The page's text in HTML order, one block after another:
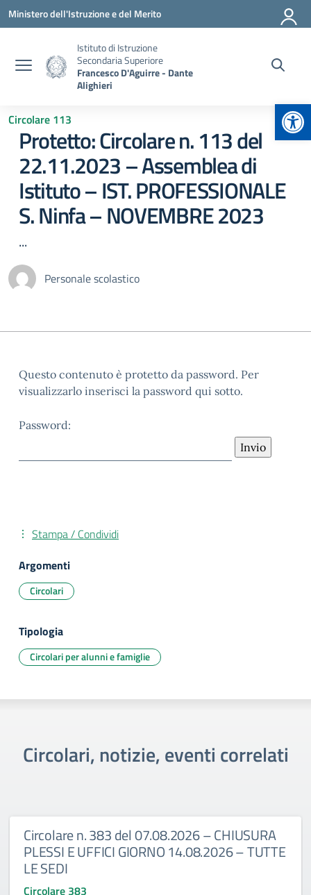
Vai ai contenuti
Vai al menu di navigazione
Vai al footer
Ministero dell'Istruzione e del Merito
Istituto di Istruzione
Secondaria Superiore
Francesco D'Aguirre - Dante
Alighieri
Circolare 113
Protetto: Circolare n. 113 del
22.11.2023 – Assemblea di
Istituto – IST. PROFESSIONALE
S. Ninfa – NOVEMBRE 2023
...
Personale scolastico
Questo contenuto è protetto da password. Per
visualizzarlo inserisci la password qui sotto.
Password:
Stampa / Condividi
Argomenti
Circolari
Tipologia
Circolari per alunni e famiglie
Circolari, notizie, eventi correlati
Circolare n. 383 del 07.08.2026 – CHIUSURA
PLESSI E UFFICI GIORNO 14.08.2026 – TUTTE
LE SEDI
Circolare 383